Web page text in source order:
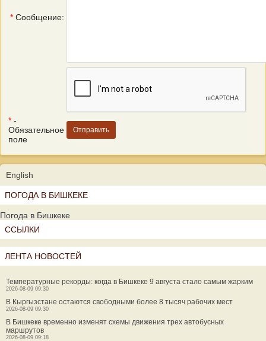
* Сообщение:
* -
Обязательное
поле
English
ПОГОДА В БИШКЕКЕ
Погода в Бишкеке
ССЫЛКИ
ЛЕНТА НОВОСТЕЙ
Температурные рекорды: когда в Бишкеке 9 августа стало самым жарким
2026-08-09 09:30
В Кыргызстане остаются свободными более 8 тысяч рабочих мест
2026-08-09 09:30
В Бишкеке временно изменят схемы движения трех автобусных
маршрутов
2026-08-09 09:18